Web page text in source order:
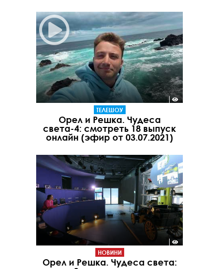
ТЕЛЕШОУ
Орел и Решка. Чудеса
света-4: смотреть 18 выпуск
онлайн (эфир от 03.07.2021)
НОВИНИ
Орел и Решка. Чудеса света: